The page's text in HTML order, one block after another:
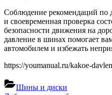
Соблюдение рекомендаций по
и своевременная проверка
безопасности движения на
давление в шинах помогает
автомобилем и избежать
https://youmanual.ru/kakoe-
Шины и диски